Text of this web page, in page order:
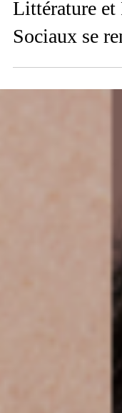
L'ère du
Littérature et
Sociaux se